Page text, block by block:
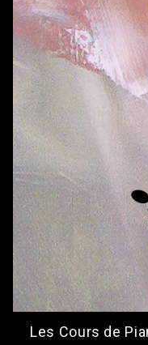
Les Cours de